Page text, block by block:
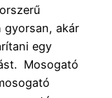
gyorsan, akár
egy
Mosogató